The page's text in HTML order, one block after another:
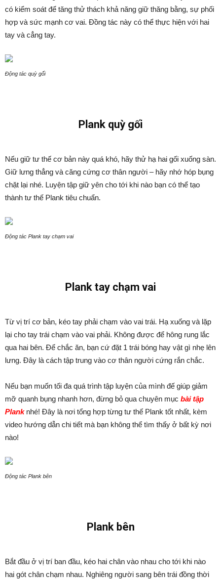
có kiểm soát để tăng thử thách khả năng giữ thăng bằng, sự phối
hợp và sức mạnh cơ vai. Đồng tác này có thể thực hiện với hai
tay và cẳng tay.
Động tác quỳ gối
Plank quỳ gối
Nếu giữ tư thế cơ bản này quá khó, hãy thử hạ hai gối xuống sàn.
Giữ lưng thẳng và căng cứng cơ thân người – hãy nhớ hóp bụng
chặt lại nhé. Luyện tập giữ yên cho tới khi nào bạn có thể tạo
thành tư thế Plank tiêu chuẩn.
Động tác Plank tay chạm vai
Plank tay chạm vai
Từ vị trí cơ bản, kéo tay phải chạm vào vai trái. Hạ xuống và lặp
lại cho tay trái chạm vào vai phải. Không được để hông rung lắc
qua hai bên. Để chắc ăn, bạn cứ đặt 1 trái bóng hay vật gì nhẹ lên
lưng. Đây là cách tập trung vào cơ thân người cứng rắn chắc.
Nếu bạn muốn tối đa quá trình tập luyện của mình đế giúp giảm
mỡ quanh bụng nhanh hơn, đừng bỏ qua chuyên mục bài tập
Planknhé! Đây là nơi tổng hợp từng tư thế Plank tốt nhất, kèm
video hướng dẫn chi tiết mà bạn không thể tìm thấy ở bất kỳ nơi
nào!
Động tác Plank bên
Plank bên
Bắt đầu ở vị trí ban đầu, kéo hai chân vào nhau cho tới khi nào
hai gót chân chạm nhau. Nghiêng người sang bên trái đồng thời